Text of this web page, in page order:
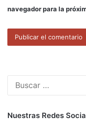
navegador para la
Nuestras Redes